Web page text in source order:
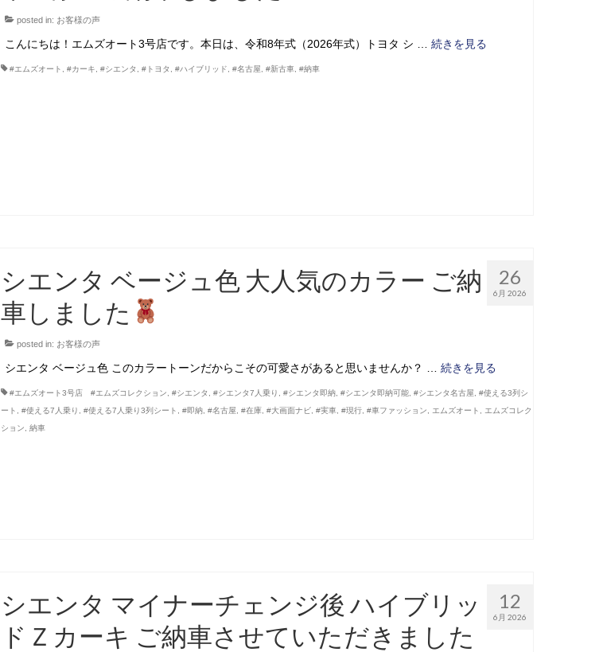
posted in: お客様の声
こんにちは！エムズオート3号店です。本日は、令和8年式（2026年式）トヨタ シ …続きを見る
#エムズオート ,#カーキ ,#シエンタ ,#トヨタ ,#ハイブリッド ,#名古屋 ,#新古車 ,#納車
26
6月 2026
シエンタ ベージュ色 大人気のカラー ご納
車しました
posted in: お客様の声
シエンタ ベージュ色 このカラートーンだからこその可愛さがあると思いませんか？ …続きを見る
#エムズオート3号店 #エムズコレクション ,#シエンタ ,#シエンタ7人乗り ,#シエンタ即納 ,#シエンタ即納可能 ,#シエンタ名古屋 ,#使える3列シ
ート
,#使える7人乗り ,#使える7人乗り3列シート ,#即納 ,#名古屋 ,#在庫 ,#大画面ナビ ,#実車 ,#現行 ,#車ファッション エムズオート
エムズコレク
ション
,納車
12
6月 2026
シエンタ マイナーチェンジ後 ハイブリッ
ドＺカーキ ご納車させていただきました